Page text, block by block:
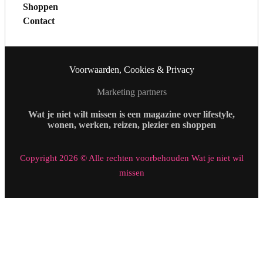
Shoppen
Contact
Voorwaarden, Cookies & Privacy
Marketing partners
Wat je niet wilt missen is een magazine over lifestyle,
wonen, werken, reizen, plezier en shoppen
Copyright 2026 © Alle rechten voorbehouden Wat je niet wil
missen